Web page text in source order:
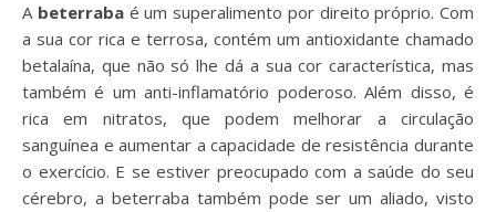
A beterrabaé um superalimento por direito próprio. Com
a sua cor rica e terrosa, contém um antioxidante chamado
betalaína, que não só lhe dá a sua cor característica, mas
também é um anti-inflamatório poderoso. Além disso, é
rica em nitratos, que podem melhorar a circulação
sanguínea e aumentar a capacidade de resistência durante
o exercício. E se estiver preocupado com a saúde do seu
cérebro, a beterraba também pode ser um aliado, visto